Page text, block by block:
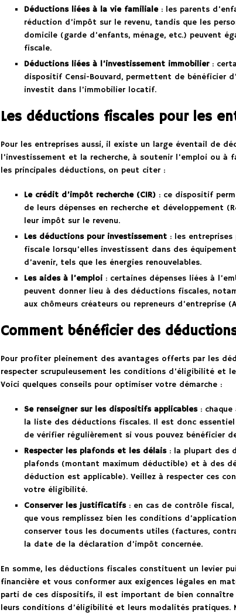
Déductions liées à la vie familiale: les parents
réduction d’impôt sur le revenu, tandis que les
domicile (garde d’enfants, ménage, etc.) peuvent
fiscale.
Déductions liées à l’investissement immobilier:
dispositif Censi-Bouvard, permettent de bénéficier
investit dans l’immobilier locatif.
Les déductions fiscales pour les
Pour les entreprises aussi, il existe un large éventail de
l’investissement et la recherche, à soutenir l’emploi ou à
les principales déductions, on peut citer :
Le crédit d’impôt recherche (CIR): ce dispositif
de leurs dépenses en recherche et développement
leur impôt sur le revenu.
Les déductions pour investissement: les entreprises
fiscale lorsqu’elles investissent dans des
d’avenir, tels que les énergies renouvelables.
Les aides à l’emploi: certaines dépenses liées à
peuvent donner lieu à des déductions fiscales,
aux chômeurs créateurs ou repreneurs d’entreprise
Comment bénéficier des
Pour profiter pleinement des avantages offerts par les
respecter scrupuleusement les conditions d’éligibilité et
Voici quelques conseils pour optimiser votre démarche :
Se renseigner sur les dispositifs applicables: chaque
la liste des déductions fiscales. Il est donc
de vérifier régulièrement si vous pouvez bénéficier
Respecter les plafonds et les délais: la plupart des
plafonds (montant maximum déductible) et à des
déduction est applicable). Veillez à respecter ces
votre éligibilité.
Conserver les justificatifs: en cas de contrôle fiscal,
que vous remplissez bien les conditions
conserver tous les documents utiles (factures,
la date de la déclaration d’impôt concernée.
En somme, les déductions fiscales constituent un levier
financière et vous conformer aux exigences légales en
parti de ces dispositifs, il est important de bien
leurs conditions d’éligibilité et leurs modalités pratiques.